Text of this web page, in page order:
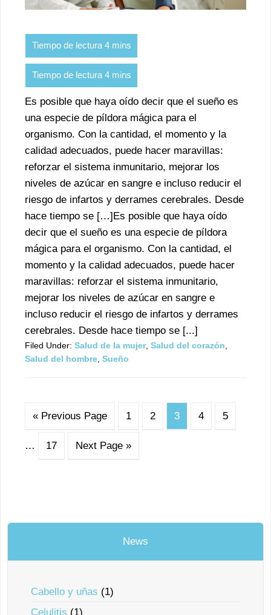
Es posible que haya oído decir que el sueño es
una especie de píldora mágica para el
organismo. Con la cantidad, el momento y la
calidad adecuados, puede hacer maravillas:
reforzar el sistema inmunitario, mejorar los
niveles de azúcar en sangre e incluso reducir el
riesgo de infartos y derrames cerebrales. Desde
hace tiempo se […]Es posible que haya oído
decir que el sueño es una especie de píldora
mágica para el organismo. Con la cantidad, el
momento y la calidad adecuados, puede hacer
maravillas: reforzar el sistema inmunitario,
mejorar los niveles de azúcar en sangre e
incluso reducir el riesgo de infartos y derrames
cerebrales. Desde hace tiempo se [...]
Filed Under: Salud de la mujer, Salud del corazón
Salud del hombre Sueño
« Previous Page 1 2 3 4 5
… 17 Next Page »
News
Cabello y uñas (1)
Celulitis (1)